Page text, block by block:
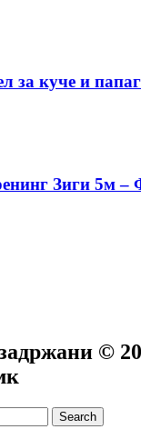
за куче и
Зиги 5м –
©
Search